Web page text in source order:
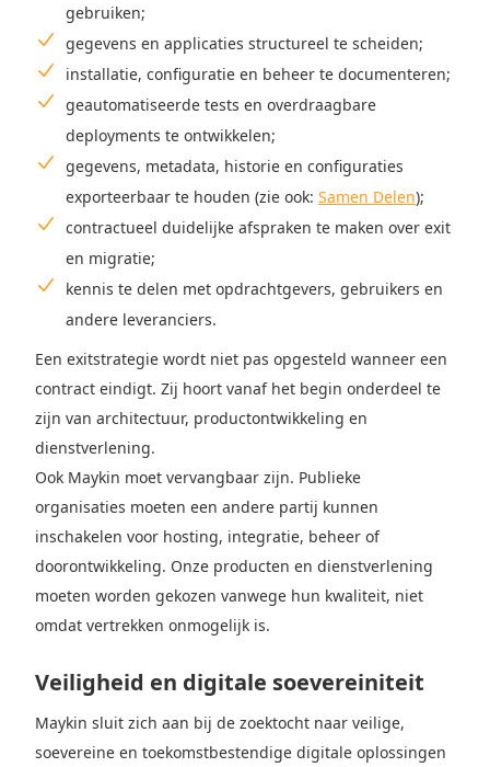
gebruiken;
gegevens en applicaties structureel te scheiden;
installatie, configuratie en beheer te documenteren;
geautomatiseerde tests en overdraagbare
deployments te ontwikkelen;
gegevens, metadata, historie en configuraties
exporteerbaar te houden (zie ook: Samen Delen);
contractueel duidelijke afspraken te maken over exit
en migratie;
kennis te delen met opdrachtgevers, gebruikers en
andere leveranciers.
Een exitstrategie wordt niet pas opgesteld wanneer een
contract eindigt. Zij hoort vanaf het begin onderdeel te
zijn van architectuur, productontwikkeling en
dienstverlening.
Ook Maykin moet vervangbaar zijn. Publieke
organisaties moeten een andere partij kunnen
inschakelen voor hosting, integratie, beheer of
doorontwikkeling. Onze producten en dienstverlening
moeten worden gekozen vanwege hun kwaliteit, niet
omdat vertrekken onmogelijk is.
Veiligheid en digitale soevereiniteit
Maykin sluit zich aan bij de zoektocht naar veilige,
soevereine en toekomstbestendige digitale oplossingen